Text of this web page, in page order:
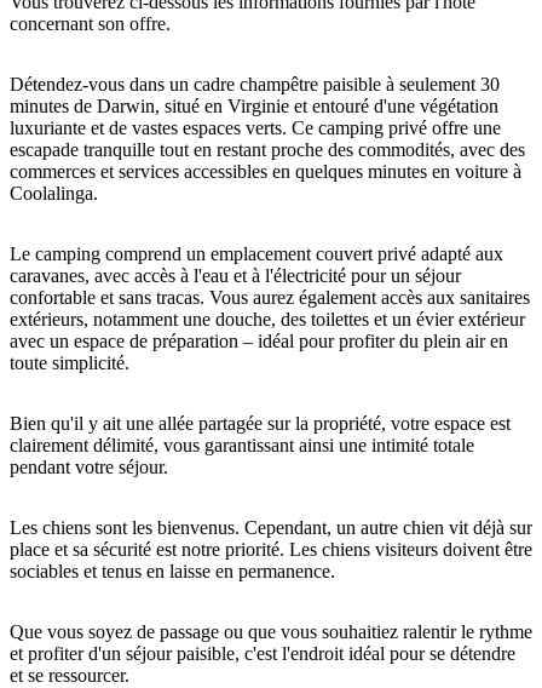
Rechercher:
concernant son offre.
Détendez-vous dans un cadre champêtre paisible à seulement 30
minutes de Darwin, situé en Virginie et entouré d'une végétation
luxuriante et de vastes espaces verts. Ce camping privé offre une
escapade tranquille tout en restant proche des commodités, avec des
commerces et services accessibles en quelques minutes en voiture à
Coolalinga.
Le camping comprend un emplacement couvert privé adapté aux
caravanes, avec accès à l'eau et à l'électricité pour un séjour
confortable et sans tracas. Vous aurez également accès aux sanitaires
extérieurs, notamment une douche, des toilettes et un évier extérieur
avec un espace de préparation – idéal pour profiter du plein air en
toute simplicité.
Bien qu'il y ait une allée partagée sur la propriété, votre espace est
clairement délimité, vous garantissant ainsi une intimité totale
pendant votre séjour.
Les chiens sont les bienvenus. Cependant, un autre chien vit déjà sur
place et sa sécurité est notre priorité. Les chiens visiteurs doivent être
sociables et tenus en laisse en permanence.
Que vous soyez de passage ou que vous souhaitiez ralentir le rythme
et profiter d'un séjour paisible, c'est l'endroit idéal pour se détendre
et se ressourcer.